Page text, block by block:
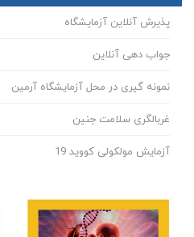
پذیرش آنلاین آزمایشگاه
جواب دهی آنلاین
نمونه گیری در محل آزمایشگاه آرمین
غربالگری سلامت جنین
آزمایش مولکولی کووید 19